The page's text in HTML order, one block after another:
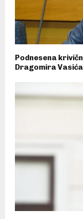
Podnesena
Dragomira Vasića